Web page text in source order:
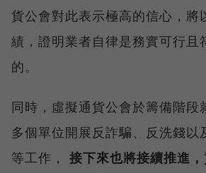
貨公會對此表示極高的信心，將
績，證明業者自律是務實可行且
的。
同時，虛擬通貨公會於籌備階段
多個單位開展反詐騙、反洗錢以
等工作， 接下來也將接續推進